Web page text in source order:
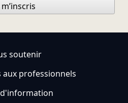
m’inscris
soutenir
aux professionnels